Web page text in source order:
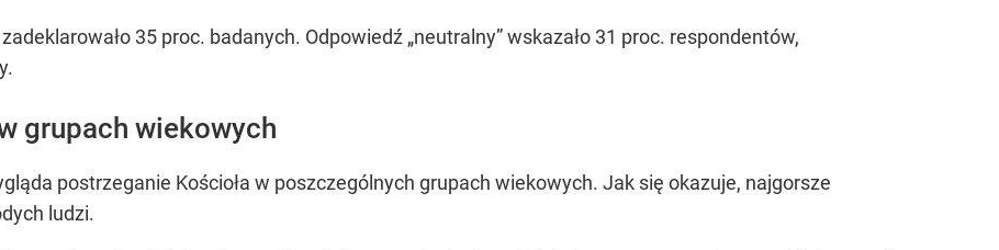
35 proc. badanych. Odpowiedź „neutralny” wskazało 31 proc. respondentów,
grupach wiekowych
postrzeganie Kościoła w poszczególnych grupach wiekowych. Jak się okazuje, najgorsze
ludzi.